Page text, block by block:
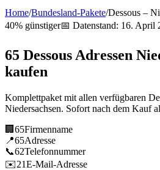
Home/Bundesland-Pakete/Dessous –
40% günstiger📅 Datenstand: 16. April
65 Dessous Adressen
kaufen
Komplettpaket mit allen verfügbaren
Niedersachsen. Sofort nach dem Kauf
🏢 65Firmenname
📍65Adresse
📞62Telefonnummer
✉️21E-Mail-Adresse